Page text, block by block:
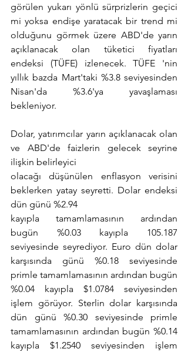
görülen yukarı yönlü sürprizlerin geçici
mi yoksa endişe yaratacak bir trend mi
olduğunu görmek üzere ABD'de yarın
açıklanacak olan tüketici fiyatları
endeksi (TÜFE) izlenecek. TÜFE 'nin
yıllık bazda Mart'taki %3.8 seviyesinden
Nisan'da %3.6'ya yavaşlaması
bekleniyor.
Dolar, yatırımcılar yarın açıklanacak olan
ve ABD'de faizlerin gelecek seyrine
ilişkin belirleyici
olacağı düşünülen enflasyon verisini
beklerken yatay seyretti. Dolar endeksi
dün günü %2.94
kayıpla tamamlamasının ardından
bugün %0.03 kayıpla 105.187
seviyesinde seyrediyor. Euro dün dolar
karşısında günü %0.18 seviyesinde
primle tamamlamasının ardından bugün
%0.04 kayıpla $1.0784 seviyesinden
işlem görüyor. Sterlin dolar karşısında
dün günü %0.30 seviyesinde primle
tamamlamasının ardından bugün %0.14
kayıpla $1.2540 seviyesinden işlem